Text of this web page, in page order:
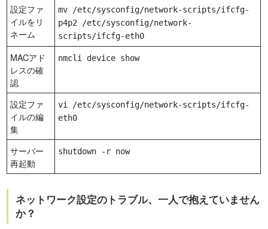
設定ファ
イルをリ
ネーム
mv /etc/sysconfig/network-scripts/ifcfg-
p4p2 /etc/sysconfig/network-
scripts/ifcfg-eth0
MACアド
レスの確
認
nmcli device show
設定ファ
イルの編
集
vi /etc/sysconfig/network-scripts/ifcfg-
eth0
サーバー
再起動
shutdown -r now
ネットワーク設定のトラブル、一人で抱えていません
か？